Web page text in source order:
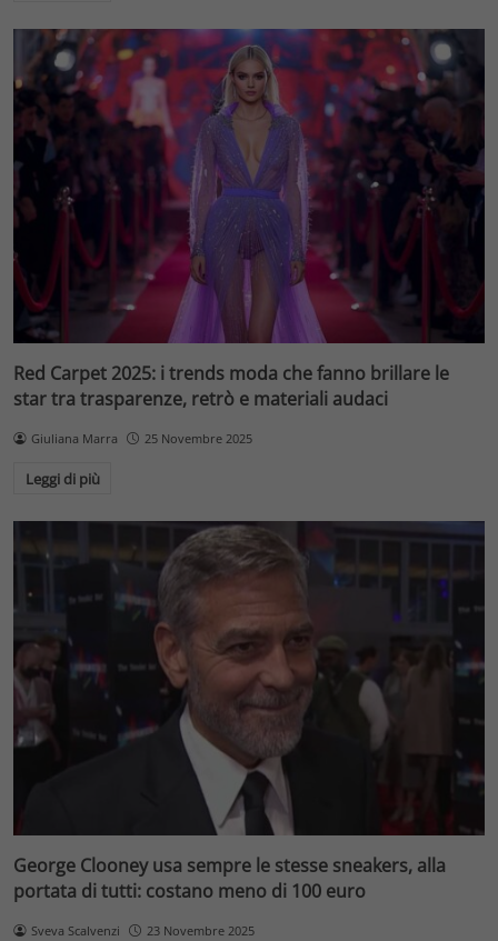
Red Carpet 2025: i trends moda che fanno brillare le
star tra trasparenze, retrò e materiali audaci
Giuliana Marra 25 Novembre 2025
Leggi di più
George Clooney usa sempre le stesse sneakers, alla
portata di tutti: costano meno di 100 euro
Sveva Scalvenzi 23 Novembre 2025